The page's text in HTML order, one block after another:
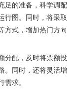
足的准备，科学调配
行图。同时，将采取
方式，增加热门方向
分配，及时将票额投
。同时，还将灵活增
求。